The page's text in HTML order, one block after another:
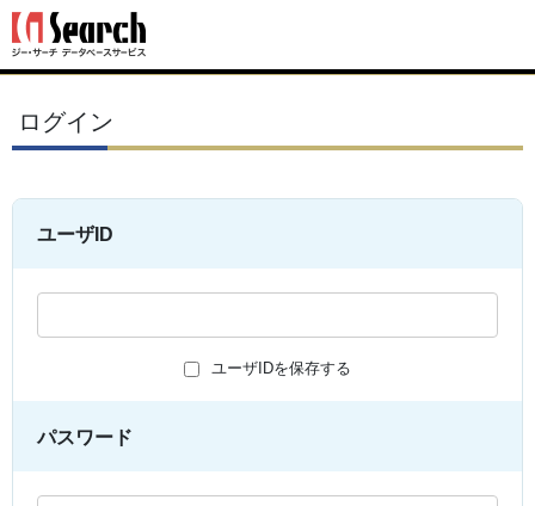
ログイン
ユーザID
ユーザIDを保存する
パスワード